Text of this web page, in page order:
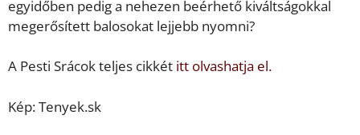
egyidőben pedig a nehezen beérhető kiváltságokkal
megerősített balosokat lejjebb nyomni?
A Pesti Srácok teljes cikkét itt olvashatja el.
Kép: Tenyek.sk